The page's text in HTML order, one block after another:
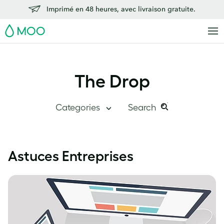
Imprimé en 48 heures, avec livraison gratuite.
MOO
The Drop
Categories Search
The Drop
Chez MOO
Études de cas
this
site:
Search
Astuces Entreprises